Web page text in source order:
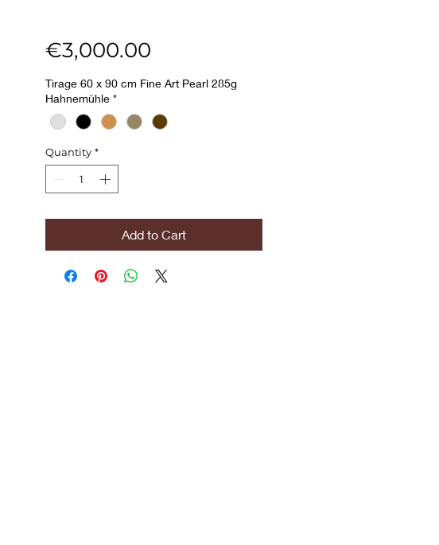
€3,000.00Price
Tirage 60 x 90 cm Fine Art Pearl 285g
Hahnemühle *
Quantity *
Add to Cart